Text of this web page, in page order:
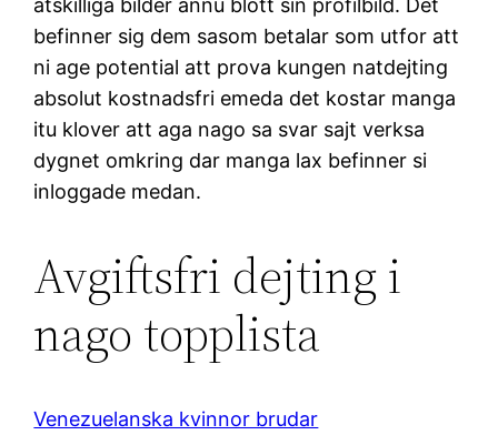
atskilliga bilder annu blott sin profilbild. Det
befinner sig dem sasom betalar som utfor att
ni age potential att prova kungen natdejting
absolut kostnadsfri emeda det kostar manga
itu klover att aga nago sa svar sajt verksa
dygnet omkring dar manga lax befinner si
inloggade medan.
Avgiftsfri dejting i
nago topplista
Venezuelanska kvinnor brudar